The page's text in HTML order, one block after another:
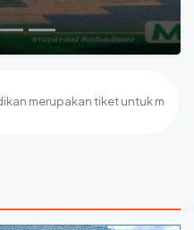
merupakan tiket untuk masa